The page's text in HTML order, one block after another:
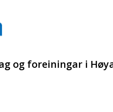
og foreiningar i